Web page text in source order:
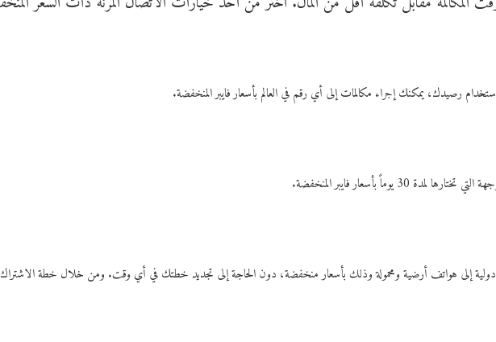
دولية إلى هواتف أرضية ومحمولة وذلك بأسعار منخفضة، دون الحاجة إلى تجديد خطتك في أي وقت. ومن خلال خطة الاشتراك